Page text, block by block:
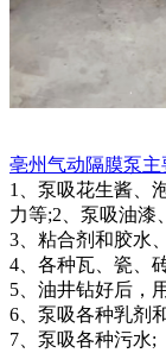
亳州气动隔膜泵主
1、泵吸花生酱、
力等;2、泵吸油漆
3、粘合剂和胶水
4、各种瓦、瓷、
5、油井钻好后，
6、泵吸各种乳剂
7、泵吸各种污水;